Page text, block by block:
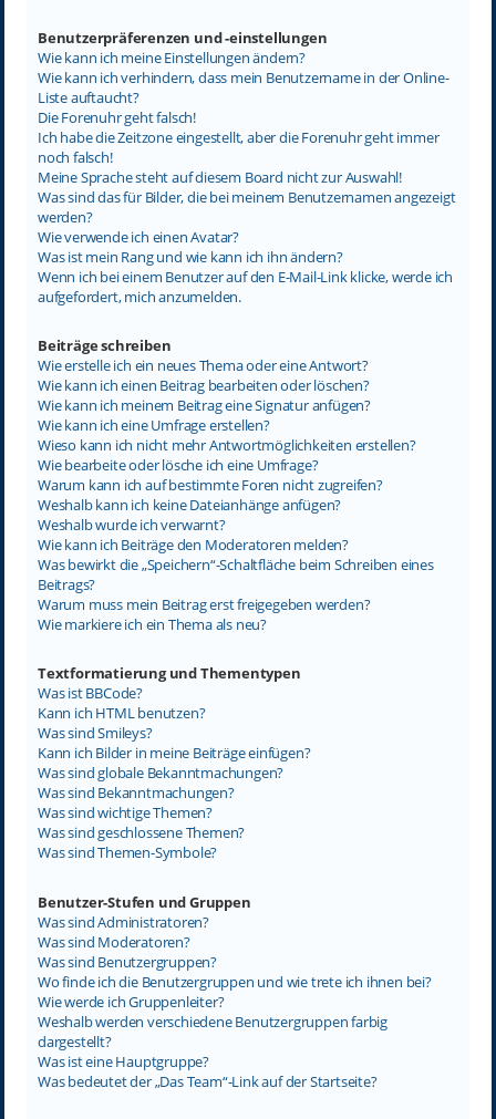
Benutzerpräferenzen und -einstellungen
Wie kann ich meine Einstellungen ändern?
Wie kann ich verhindern, dass mein Benutzername in der Online-
Liste auftaucht?
Die Forenuhr geht falsch!
Ich habe die Zeitzone eingestellt, aber die Forenuhr geht immer
noch falsch!
Meine Sprache steht auf diesem Board nicht zur Auswahl!
Was sind das für Bilder, die bei meinem Benutzernamen angezeigt
werden?
Wie verwende ich einen Avatar?
Was ist mein Rang und wie kann ich ihn ändern?
Wenn ich bei einem Benutzer auf den E-Mail-Link klicke, werde ich
aufgefordert, mich anzumelden.
Beiträge schreiben
Wie erstelle ich ein neues Thema oder eine Antwort?
Wie kann ich einen Beitrag bearbeiten oder löschen?
Wie kann ich meinem Beitrag eine Signatur anfügen?
Wie kann ich eine Umfrage erstellen?
Wieso kann ich nicht mehr Antwortmöglichkeiten erstellen?
Wie bearbeite oder lösche ich eine Umfrage?
Warum kann ich auf bestimmte Foren nicht zugreifen?
Weshalb kann ich keine Dateianhänge anfügen?
Weshalb wurde ich verwarnt?
Wie kann ich Beiträge den Moderatoren melden?
Was bewirkt die „Speichern“-Schaltfläche beim Schreiben eines
Beitrags?
Warum muss mein Beitrag erst freigegeben werden?
Wie markiere ich ein Thema als neu?
Textformatierung und Thementypen
Was ist BBCode?
Kann ich HTML benutzen?
Was sind Smileys?
Kann ich Bilder in meine Beiträge einfügen?
Was sind globale Bekanntmachungen?
Was sind Bekanntmachungen?
Was sind wichtige Themen?
Was sind geschlossene Themen?
Was sind Themen-Symbole?
Benutzer-Stufen und Gruppen
Was sind Administratoren?
Was sind Moderatoren?
Was sind Benutzergruppen?
Wo finde ich die Benutzergruppen und wie trete ich ihnen bei?
Wie werde ich Gruppenleiter?
Weshalb werden verschiedene Benutzergruppen farbig
dargestellt?
Was ist eine Hauptgruppe?
Was bedeutet der „Das Team“-Link auf der Startseite?